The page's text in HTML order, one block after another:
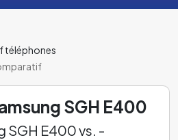
téléphones
SGH E400
SGH E400 vs. -